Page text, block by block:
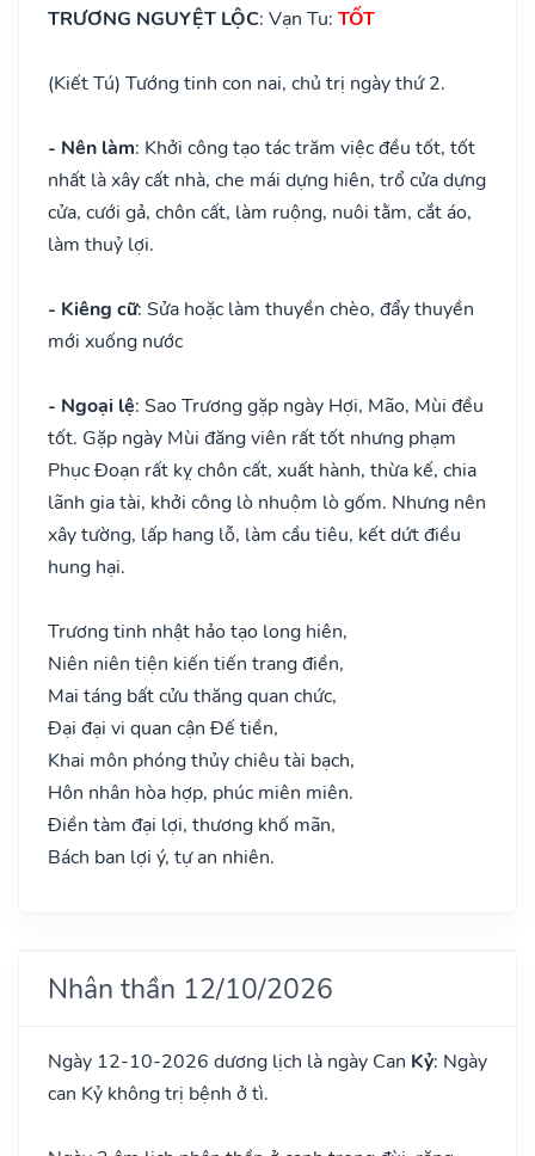
TRƯƠNG NGUYỆT LỘC: Vạn Tu: TỐT
(Kiết Tú) Tướng tinh con nai, chủ trị ngày thứ 2.
- Nên làm: Khởi công tạo tác trăm việc đều tốt, tốt
nhất là xây cất nhà, che mái dựng hiên, trổ cửa dựng
cửa, cưới gả, chôn cất, làm ruộng, nuôi tằm, cắt áo,
làm thuỷ lợi.
- Kiêng cữ: Sửa hoặc làm thuyền chèo, đẩy thuyền
mới xuống nước
- Ngoại lệ: Sao Trương gặp ngày Hợi, Mão, Mùi đều
tốt. Gặp ngày Mùi đăng viên rất tốt nhưng phạm
Phục Đoạn rất kỵ chôn cất, xuất hành, thừa kế, chia
lãnh gia tài, khởi công lò nhuộm lò gốm. Nhưng nên
xây tường, lấp hang lỗ, làm cầu tiêu, kết dứt điều
hung hại.
Trương tinh nhật hảo tạo long hiên,
Niên niên tiện kiến tiến trang điền,
Mai táng bất cửu thăng quan chức,
Đại đại vi quan cận Đế tiền,
Khai môn phóng thủy chiêu tài bạch,
Hôn nhân hòa hợp, phúc miên miên.
Điền tàm đại lợi, thương khố mãn,
Bách ban lợi ý, tự an nhiên.
Nhân thần 12/10/2026
Ngày 12-10-2026 dương lịch là ngày Can Kỷ: Ngày
can Kỷ không trị bệnh ở tì.